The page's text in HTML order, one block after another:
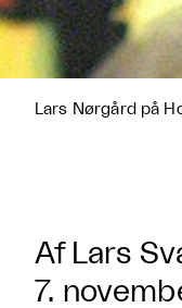
Lars Nørgård på
Af Lars
7.